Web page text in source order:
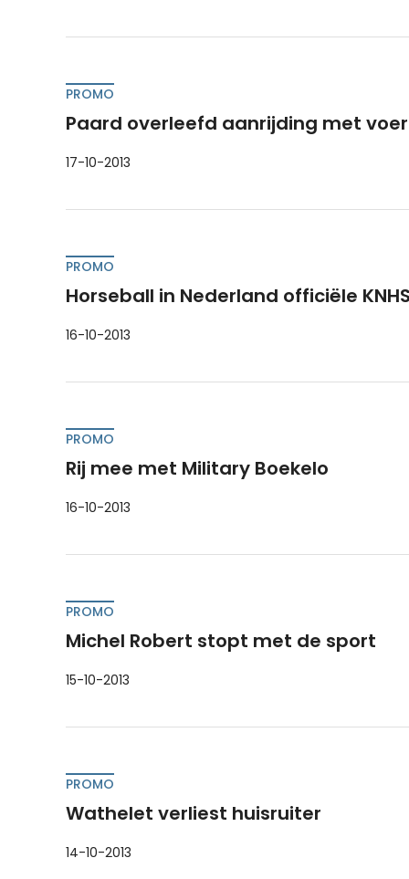
PROMO
Paard overleefd aanrijding met
17-10-2013
PROMO
Horseball in Nederland officiële
16-10-2013
PROMO
Rij mee met Military Boekelo
16-10-2013
PROMO
Michel Robert stopt met de sport
15-10-2013
PROMO
Wathelet verliest huisruiter
14-10-2013